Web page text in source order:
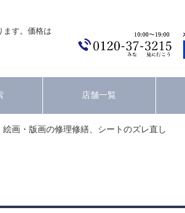
ます。価格は
店舗一覧
画・版画の修理修繕、シートのズレ直し